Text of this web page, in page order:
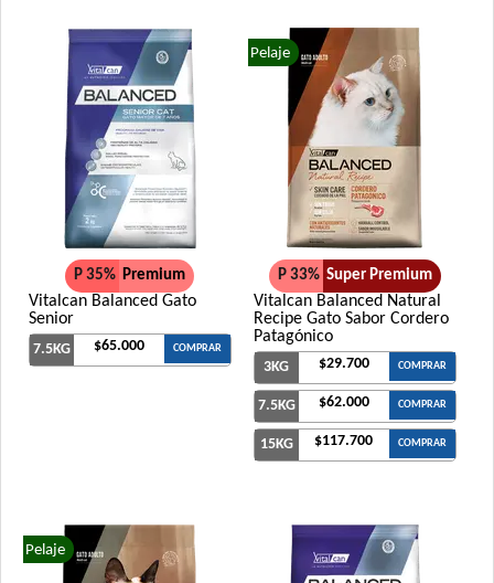
P 35% Premium
Vitalcan Balanced Gato
Senior
7.5KG $65.000 COMPRAR
Pelaje
P 33% Super Premium
Vitalcan Balanced Natural
Recipe Gato Sabor Cordero
Patagónico
3KG $29.700 COMPRAR
7.5KG $62.000 COMPRAR
15KG $117.700 COMPRAR
Pelaje